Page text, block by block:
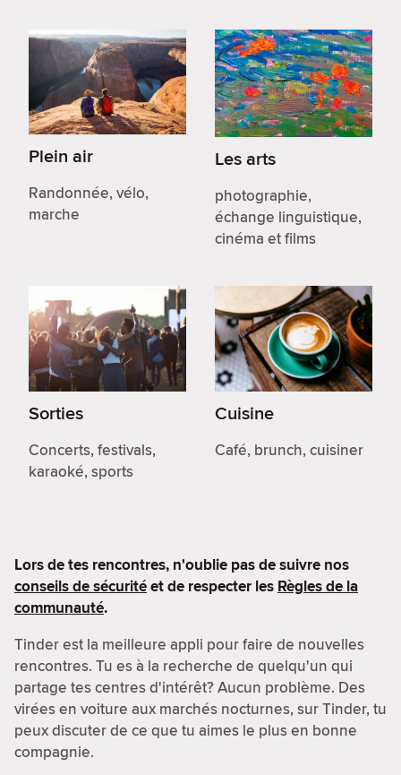
Plein air
Randonnée, vélo,
marche
Les arts
photographie,
échange linguistique,
cinéma et films
Sorties
Concerts, festivals,
karaoké, sports
Cuisine
Café, brunch, cuisiner
Lors de tes rencontres, n'oublie pas de suivre nos
conseils de sécuritéet de respecter les Règles de la
communauté.
Tinder est la meilleure appli pour faire de nouvelles
rencontres. Tu es à la recherche de quelqu'un qui
partage tes centres d'intérêt? Aucun problème. Des
virées en voiture aux marchés nocturnes, sur Tinder, tu
peux discuter de ce que tu aimes le plus en bonne
compagnie.